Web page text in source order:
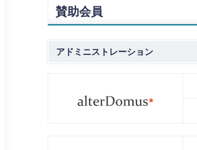
賛助会員
アドミニストレーション